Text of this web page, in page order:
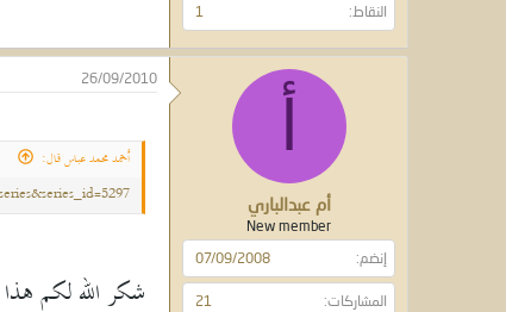
النقاط 1
أم عبدالباري
New member
إنضم
07/09/2008
المشاركات 21
26/09/2010
أحمد محمد عباس قال:
شكر الله لكم هذا